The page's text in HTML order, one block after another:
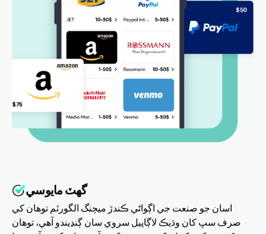
گهٽ مايوسي
اسان جو صنعت جي اڳواڻي ڪندڙ ميچنگ الگورٿم توهان کي
صرف سڀ کان وڌيڪ لاڳاپيل سروي سان ڳنڍيندو آهي، توهان